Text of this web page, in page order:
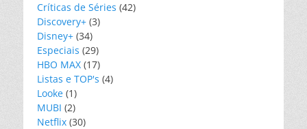
Críticas de Séries (42)
Discovery+ (3)
Disney+ (34)
Especiais (29)
HBO MAX (17)
Listas e TOP's (4)
Looke (1)
MUBI (2)
Netflix (30)